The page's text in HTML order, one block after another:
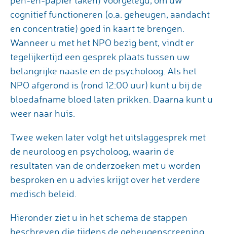
cognitief functioneren (o.a. geheugen, aandacht
en concentratie) goed in kaart te brengen.
Wanneer u met het NPO bezig bent, vindt er
tegelijkertijd een gesprek plaats tussen uw
belangrijke naaste en de psycholoog. Als het
NPO afgerond is (rond 12:00 uur) kunt u bij de
bloedafname bloed laten prikken. Daarna kunt u
weer naar huis.
Twee weken later volgt het uitslaggesprek met
de neuroloog en psycholoog, waarin de
resultaten van de onderzoeken met u worden
besproken en u advies krijgt over het verdere
medisch beleid.
Hieronder ziet u in het schema de stappen
beschreven die tijdens de geheugenscreening